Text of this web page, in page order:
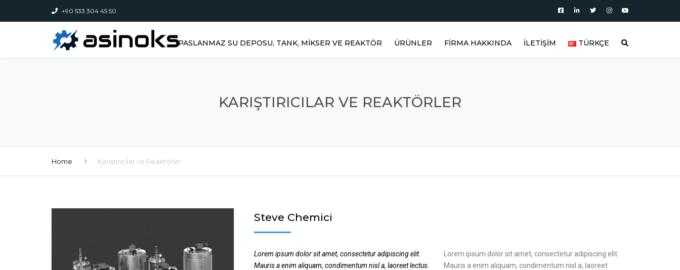
+90 533 304 45 50
PASLANMAZ SU DEPOSU, TANK, MIKSER VE REAKTÖR ÜRÜNLER
DIKEY DEPOLAR
MIKSERLER
FİRMA HAKKINDA
BLOG
İLETİŞİM TÜRKÇE
KARIŞTIRICILAR VE REAKTÖRLER
Home Karıştırıcılar ve Reaktörler
Steve Chemici
Lorem ipsum dolor sit amet, consectetur adipiscing elit.
Mauris a enim aliquam, condimentum nisl a, laoreet lectus.
Lorem ipsum dolor sit amet, consectetur adipiscing elit.
Mauris a enim aliquam, condimentum nisl a, laoreet